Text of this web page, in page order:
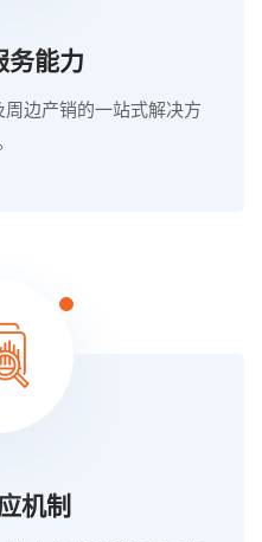
务能力
边产销的一站式解决方
机制